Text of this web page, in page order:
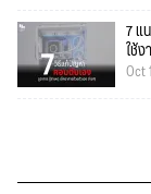
7 แ
ใช้
Oct